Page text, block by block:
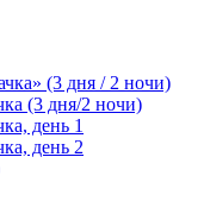
(3 дня / 2 ночи)
(3 дня/2 ночи)
день 1
день 2